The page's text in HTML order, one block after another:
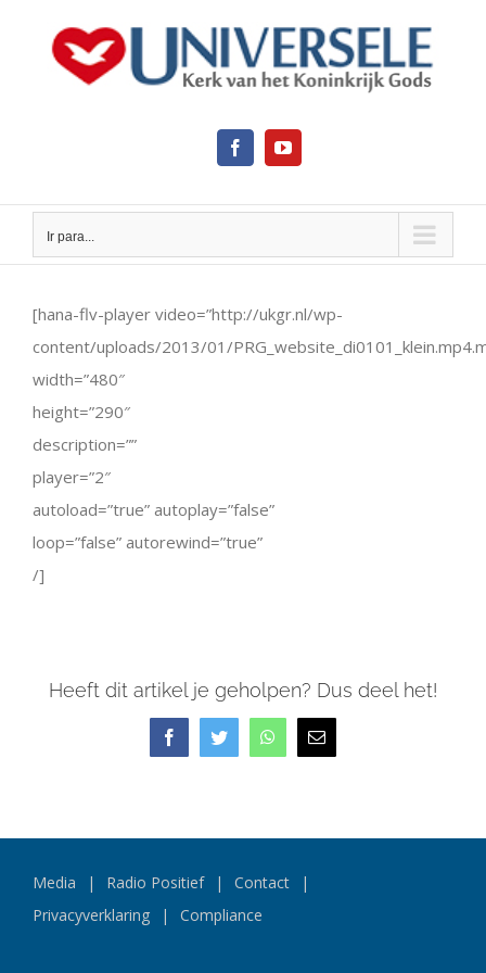
FacebookYouTube
Ir para...
Larger
Image
[hana-flv-player video=”http://ukgr.nl/wp-
content/uploads/2013/01/
width=”480″
height=”290″
description=””
player=”2″
autoload=”true” autoplay=”false”
loop=”false” autorewind=”true”
/]
Heeft dit artikel je geholpen? Dus deel het!
FacebookTwitterWhatsApp
E-
mail
Media Radio Positief
Contact
Privacyverklaring
Compliance